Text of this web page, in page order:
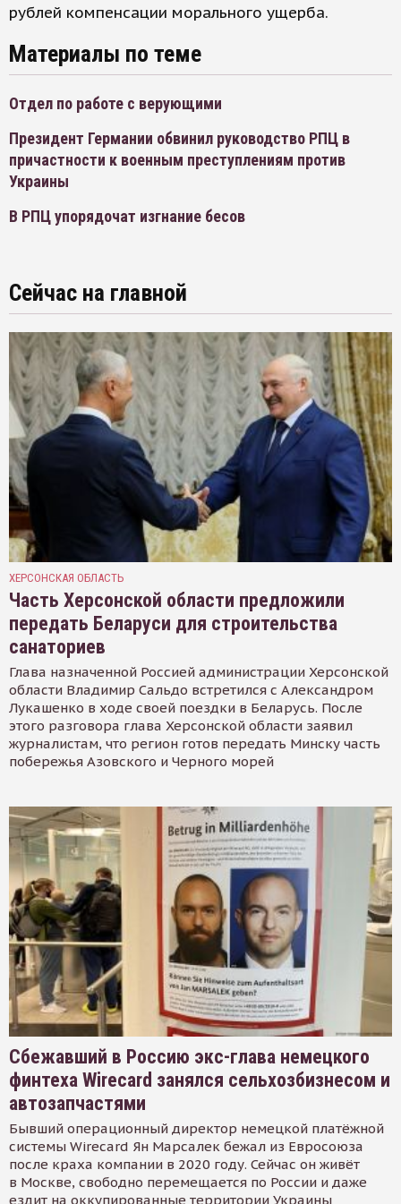
рублей компенсации морального ущерба.
Материалы по теме
Отдел по работе с верующими
Президент Германии обвинил руководство РПЦ в
причастности к военным преступлениям против
Украины
В РПЦ упорядочат изгнание бесов
Сейчас на главной
ХЕРСОНСКАЯ ОБЛАСТЬ
Часть Херсонской области предложили
передать Беларуси для строительства
санаториев
Глава назначенной Россией администрации Херсонской
области Владимир Сальдо встретился с Александром
Лукашенко в ходе своей поездки в Беларусь. После
этого разговора глава Херсонской области заявил
журналистам, что регион готов передать Минску часть
побережья Азовского и Черного морей
Сбежавший в Россию экс-глава немецкого
финтеха Wirecard занялся сельхозбизнесом и
автозапчастями
Бывший операционный директор немецкой платёжной
системы Wirecard Ян Марсалек бежал из Евросоюза
после краха компании в 2020 году. Сейчас он живёт
в Москве, свободно перемещается по России и даже
ездит на оккупированные территории Украины